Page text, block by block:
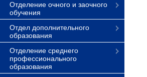
Отделение очного и заочного
обучения
Отдел дополнительного
образования
Отделение среднего
профессионального
образования